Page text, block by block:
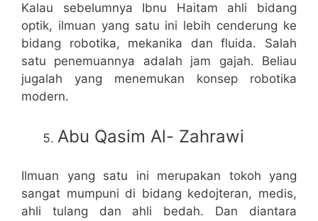
Kalau sebelumnya Ibnu Haitam ahli bidang
optik, ilmuan yang satu ini lebih cenderung ke
bidang robotika, mekanika dan fluida. Salah
satu penemuannya adalah jam gajah. Beliau
jugalah yang menemukan konsep robotika
modern.
Abu Qasim Al- Zahrawi
Ilmuan yang satu ini merupakan tokoh yang
sangat mumpuni di bidang kedojteran, medis,
ahli tulang dan ahli bedah. Dan diantara